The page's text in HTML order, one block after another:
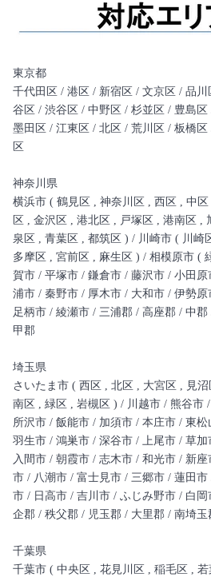
東京都
千代田区 / 港区 / 新宿区 / 文京区 / 品
谷区 / 渋谷区 / 中野区 / 杉並区 / 豊島
墨田区 / 江東区 / 北区 / 荒川区 / 板橋区
区
神奈川県
横浜市 ( 鶴見区 , 神奈川区 , 西区 , 中
区 , 金沢区 , 港北区 , 戸塚区 , 港南区 ,
泉区 , 青葉区 , 都筑区 ) / 川崎市 ( 川崎
多摩区 , 宮前区 , 麻生区 ) / 相模原市 (
賀市 / 平塚市 / 鎌倉市 / 藤沢市 / 小田
浦市 / 秦野市 / 厚木市 / 大和市 / 伊勢
足柄市 / 綾瀬市 / 三浦郡 / 高座郡 / 中
甲郡
埼玉県
さいたま市 ( 西区 , 北区 , 大宮区 , 見
南区 , 緑区 , 岩槻区 ) / 川越市 / 熊谷市
所沢市 / 飯能市 / 加須市 / 本庄市 / 東
羽生市 / 鴻巣市 / 深谷市 / 上尾市 / 草
入間市 / 朝霞市 / 志木市 / 和光市 / 新
市 / 八潮市 / 富士見市 / 三郷市 / 蓮田
市 / 日高市 / 吉川市 / ふじみ野市 / 白
企郡 / 秩父郡 / 児玉郡 / 大里郡 / 南埼玉
千葉県
千葉市 ( 中央区 , 花見川区 , 稲毛区 ,